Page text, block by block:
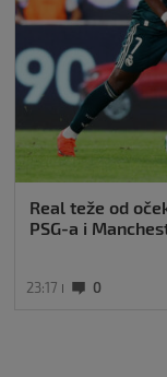
Real teže od
PSG-a i
23:17 0